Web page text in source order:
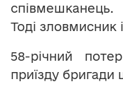
співмешканець.
Тоді зловмисник
58-річний
приїзду бригади